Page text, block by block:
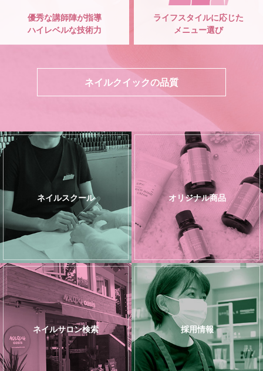
優秀な講師陣が指導
ハイレベルな技術力
ライフスタイルに応じた
メニュー選び
ネイルクイックの品質
ネイルスクール オリジナル商品
ネイルサロン検索 採用情報